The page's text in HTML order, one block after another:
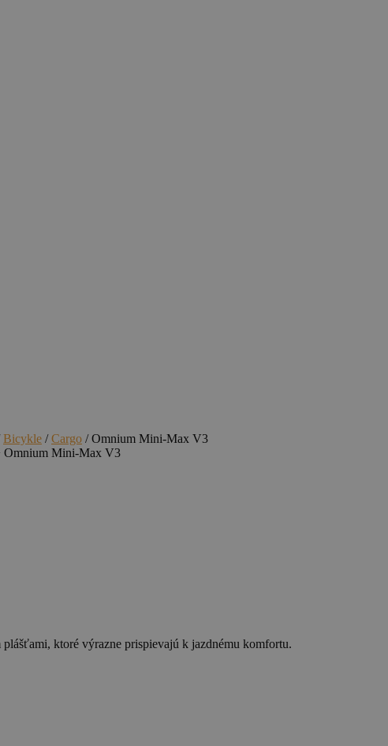
Bicykle /Cargo / Omnium Mini-Max V3
Omnium Mini-Max V3
ktoré výrazne prispievajú k jazdnému komfortu.